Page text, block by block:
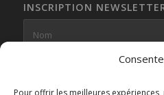
Pour offrir les meilleures
INSCRIPTION